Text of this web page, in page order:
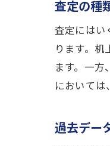
査定の種
査定にはい
ります。
ます。一
においては
過去デー